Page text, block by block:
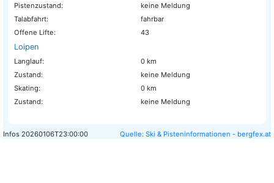
Pistenzustand:
keine Meldung
Talabfahrt:
fahrbar
Offene Lifte:
43
Loipen
Langlauf:
0 km
Zustand:
keine Meldung
Skating:
0 km
Zustand:
keine Meldung
Infos 20260106T23:00:00 Quelle: Ski & Pisteninformationen - bergfex.at